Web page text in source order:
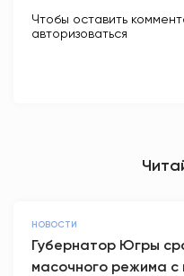
Чтобы оставить
авторизоваться
НОВОСТИ
Губернатор Югры
масочного режима с